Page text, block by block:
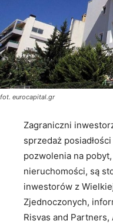
fot. eurocapital.gr
Zagraniczni
sprzedaż
pozwolenia na
nieruchomości, są
inwestorów z
Zjednoczonych,
Risvas and Partners,